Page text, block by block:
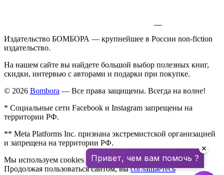
Издательство БОМБОРА — крупнейшее в России non-fiction
издательство.
На нашем сайте вы найдете большой выбор полезных книг,
скидки, интервью с авторами и подарки при покупке.
© 2026 Bombora — Все права защищены. Всегда на волне!
* Социальные сети Facebook и Instagram запрещены на
территории РФ.
** Meta Platforms Inc. признана экстремистской организацией
и запрещена на территории РФ.
Мы используем cookies для улучшения работы сайта.
Продолжая пользоваться сайтом, высоглашаетесь
Привет, чем вам помочь ?
✕